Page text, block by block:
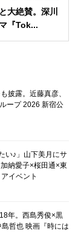
大絶賛。深川
『Tok...
披露。近藤真彦、
ープ 2026 新宿公
い♪」山下美月にサ
納愛子×桜田通×東
イベント
年。西島秀俊×黒
哲也 映画『時には